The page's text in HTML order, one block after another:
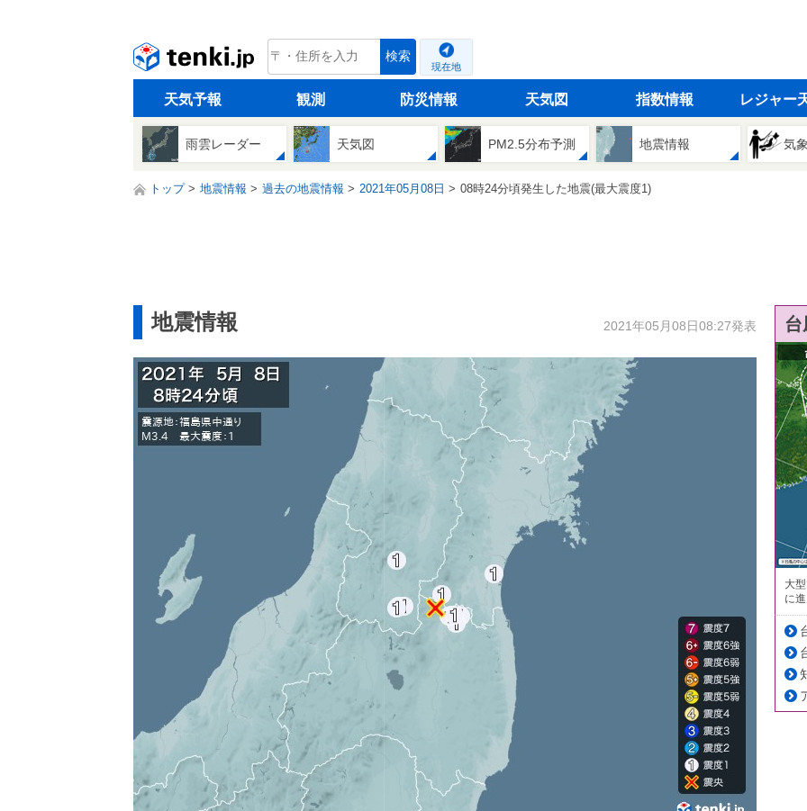
tenki.jp 検索
現在地
天気予報 観測 防災情報 天気図 指数情報 レジャー
雨雲レーダー 天気図 PM2.5分布予測 地震情報 気
トップ 地震情報 過去の地震情報 2021年05月08日 08時24分頃発生した地震(最大震度1)
地震情報 2021年05月08日08:27発表
大
に